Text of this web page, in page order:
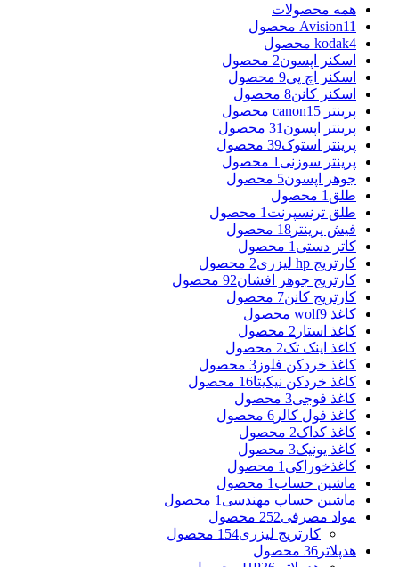
همه محصولات
Avision11 محصول
kodak4 محصول
اسکنر اپسون2 محصول
اسکنر اچ پی9 محصول
اسکنر کانن8 محصول
پرینتر canon 15 محصول
پرینتر اپسون 31 محصول
پرینتر استوک39 محصول
پرینتر سوزنی 1 محصول
جوهر اپسون5 محصول
طلق 1 محصول
طلق ترنسپرنت 1 محصول
فیش پرینتر 18 محصول
کاتر دستی 1 محصول
کارتریج hp لیزری
2 محصول
کارتریج جوهر افشان92 محصول
کارتریج کانن7 محصول
کاغذ wolf 9 محصول
کاغذ استار 2 محصول
کاغذ اینک تک2 محصول
کاغذ خردکن فلوز 3 محصول
کاغذ خردکن نیکیتا16 محصول
کاغذ فوجی3 محصول
کاغذ فول کالر 6 محصول
کاغذ کداک2 محصول
کاغذ یونیک3 محصول
کاغذخوراکی 1 محصول
ماشین حساب 1 محصول
ماشین حساب مهندسی 1 محصول
مواد مصرفی252 محصول
کارتریج لیزری154 محصول
هدپلاتر 36 محصول